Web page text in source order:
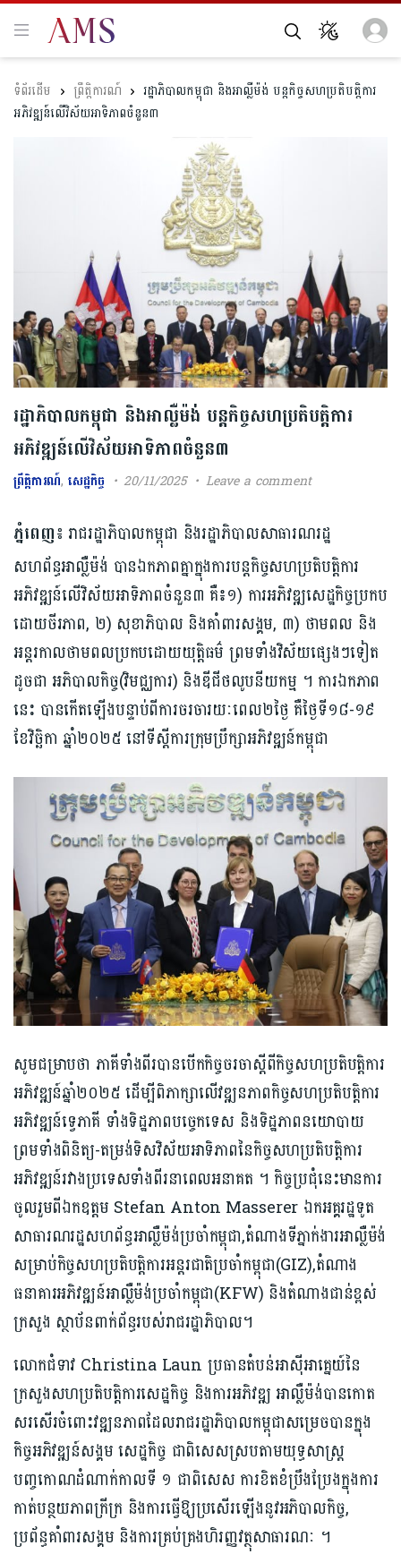
ព្រឹត្តិការណ៍
រដ្ឋាភិបាលកម្ពុជា និងអាល្លឺម៉ង់ បន្តកិច្ចសហប្រតិបត្តិការ
អភិវឌ្ឍន៍លើវិស័យអាទិភាពចំនួន៣
រដ្ឋាភិបាលកម្ពុជា និងអាល្លឺម៉ង់ បន្តកិច្ចសហប្រតិបត្តិការ
អភិវឌ្ឍន៍លើវិស័យអាទិភាពចំនួន៣
ព្រឹត្តិការណ៍,សេដ្ឋកិច្ច 20/11/2025 Leave a comment
ភ្នំពេញ៖ រាជរដ្ឋាភិបាលកម្ពុជា និងរដ្ឋាភិបាលសាធារណរដ្ឋ
សហព័ន្ធអាល្លឺម៉ង់ បានឯកភាពគ្នាក្នុងការបន្តកិច្ចសហប្រតិបត្តិការ
អភិវឌ្ឍន៍លើវិស័យអាទិភាពចំនួន៣ គឺ៖១) ការអភិវឌ្ឍសេដ្ឋកិច្ចប្រកប
ដោយចីរភាព, ២) សុខាភិបាល និងគាំពារសង្គម, ៣) ថាមពល និង
អន្តរកាលថាមពលប្រកបដោយយុត្តិធម៌ ព្រមទាំងវិស័យផ្សេងៗទៀត
ដូចជា អភិបាលកិច្ច​(វិមជ្ឈការ) និងឌីជីថលូបនីយកម្ម ។ ការឯកភាព
នេះ បានកើតឡើងបន្ទាប់ពីការចរចារយៈពេល២ថ្ងៃ គឺថ្ងៃទី១៨-១៩
ខែវិច្ឆិកា ឆ្នាំ២០២៥ នៅទីស្តីការក្រុមប្រឹក្សាអភិវឌ្ឍន៍កម្ពុជា
សូមជម្រាបថា ភាគីទាំងពីរបានបើកកិច្ចចរចាស្តីពីកិច្ចសហប្រតិបត្តិ​ការ
អភិវឌ្ឍន៍ឆ្នាំ២០២៥ ដើម្បីពិភាក្សាលើវឌ្ឍនភាពកិច្ចសហប្រតិបត្តិការ
អភិវឌ្ឍន៍ទ្វេភាគី ទាំងទិដ្ឋភាពបច្ចេកទេស និងទិដ្ឋភាពនយោបាយ
ព្រមទាំងពិនិត្យ-តម្រង់ទិសវិស័យអាទិភាពនៃកិច្ចសហប្រតិបត្តិការ
អភិវឌ្ឍន៍រវាងប្រទេសទាំងពីរនាពេលអនាគត ។ កិច្ចប្រជុំនេះមានការ
ចូលរួមពីឯកឧត្តម Stefan Anton Masserer ឯកអគ្គរដ្ឋទូត
សាធារណរដ្ឋសហព័ន្ធអាល្លឺ​ម៉ង់ប្រចាំកម្ពុជា,តំណា​ងទីភ្នាក់ងារអាល្លឺម៉ង់
សម្រាប់កិច្ចសហប្រតិបត្តិការអន្តរជាតិប្រចាំកម្ពុជា(GIZ),​តំណាង
ធនាគារអភិ​វឌ្ឍន៍អាល្លឺម៉ង់ប្រចាំកម្ពុជា(KFW) និងតំណាងជាន់ខ្ពស់
ក្រសួង ស្ថាប័នពាក់ព័ន្ធរបស់រាជរដ្ឋាភិបាល។
លោកជំទាវ Christina Laun ប្រធានតំបន់អាស៊ីអាគ្នេយ៍នៃ
ក្រសួងសហប្រតិបត្តិការសេដ្ឋកិច្ច និងការអភិវឌ្ឍ អាល្លឺម៉ង់បានកោត
សរសើរចំពោះវឌ្ឍនភាពដែលរាជរដ្ឋាភិបាលកម្ពុជាសម្រេចបានក្នុង
កិច្ចអភិវឌ្ឍន៍សង្គម សេដ្ឋកិច្ច ជាពិសេសស្របតាមយុទ្ធសាស្ត្រ
បញ្ចកោណដំណាក់កាលទី ១ ជាពិសេស ការខិតខំប្រឹងប្រែងក្នុងការ
កាត់បន្ថយភាពក្រីក្រ និងការធ្វើឱ្យប្រសើរឡើងនូវអភិបាលកិច្ច,
ប្រព័ន្ធគាំពារសង្គម និងការគ្រប់គ្រងហិរញ្ញវត្ថុសាធារណៈ ។